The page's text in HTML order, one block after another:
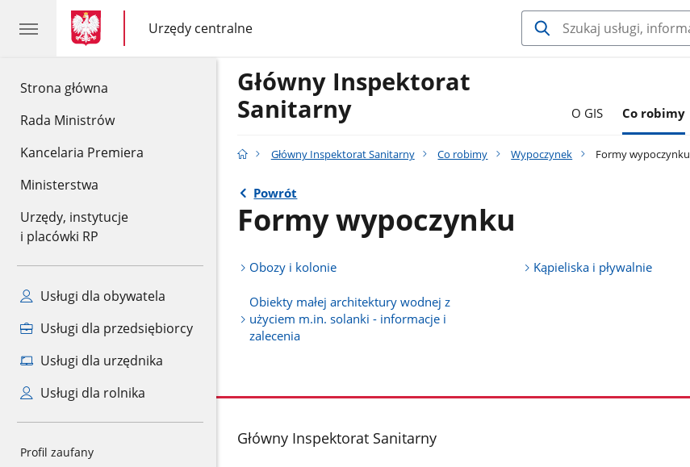
Strona główna
Rada Ministrów
Kancelaria Premiera
Ministerstwa
Urzędy, instytucje
i placówki RP
Usługi dla obywatela
Usługi dla przedsiębiorcy
Usługi dla urzędnika
Usługi dla rolnika
Profil zaufany
gov.pl
gov.pl
Urzędy centralne
gov.pl
Urzędy
centralne
Główny Inspektorat
Sanitarny
O GIS Co robimy
Główny Inspektorat Sanitarny Co robimy Wypoczynek Formy wypoczynku
Powrót
Formy wypoczynku
Obozy i kolonie Kąpieliska i pływalnie
Obiekty małej architektury wodnej z
użyciem m.in. solanki - informacje i
zalecenia
stopka
Główny Inspektorat Sanitarny